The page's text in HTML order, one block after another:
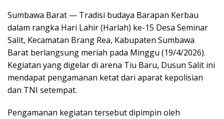
Sumbawa Barat — Tradisi budaya Barapan Kerbau
dalam rangka Hari Lahir (Harlah) ke-15 Desa Seminar
Salit, Kecamatan Brang Rea, Kabupaten Sumbawa
Barat berlangsung meriah pada Minggu (19/4/2026).
Kegiatan yang digelar di arena Tiu Baru, Dusun Salit ini
mendapat pengamanan ketat dari aparat kepolisian
dan TNI setempat.
Pengamanan kegiatan tersebut dipimpin oleh